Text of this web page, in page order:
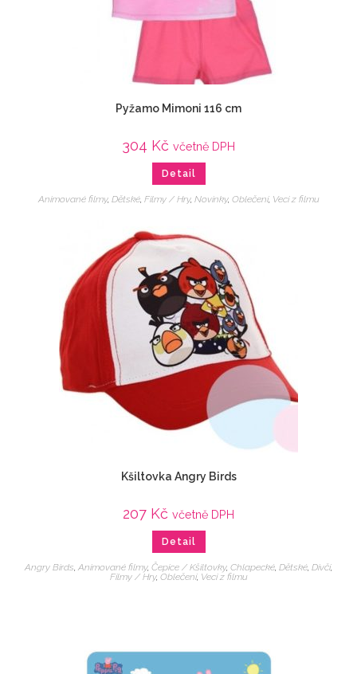
Pyžamo Mimoni 116 cm
304 Kč včetně DPH
Detail
Animované filmy, Dětské, Filmy / Hry, Novinky, Oblečení, Veci z filmu
Kšiltovka Angry Birds
207 Kč včetně DPH
Detail
Angry Birds, Animované filmy, Čepice / Kšiltovky, Chlapecké, Dětské, Dívčí,
Filmy / Hry, Oblečení, Veci z filmu